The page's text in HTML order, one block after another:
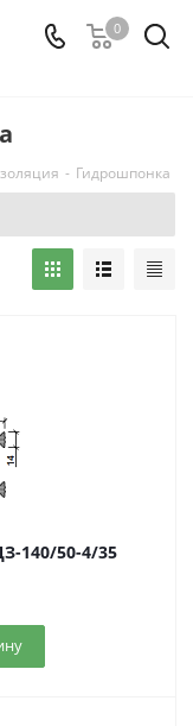
0
- Гидрошпонка
140/50-4/35